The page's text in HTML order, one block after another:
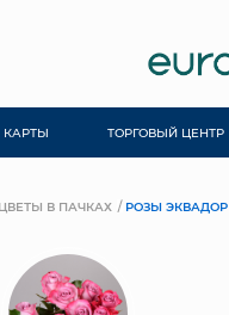
ТОРГОВЫЙ ЦЕНТР
ЦВЕТЫ В ПАЧКАХ РОЗЫ ЭКВАДОР